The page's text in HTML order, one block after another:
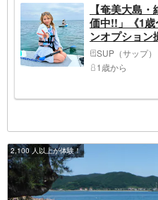
【奄美大島
価中!!」《1
ンオプション
ファミリーが
プ体験★
SUP（サップ）
1歳から
2,100 人以上が体験！